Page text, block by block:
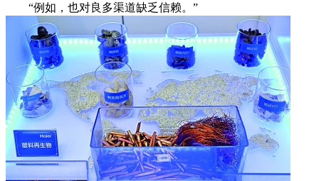
“例如，也对良多渠道缺乏信赖。”